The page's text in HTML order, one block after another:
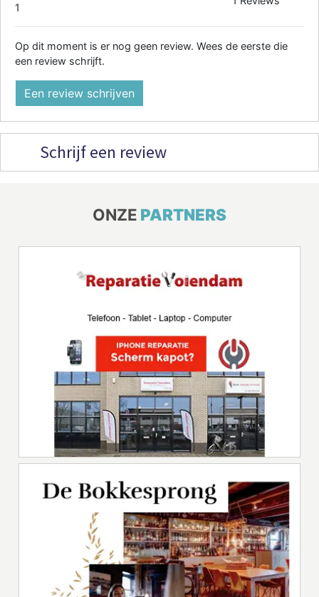
1
Op dit moment is er nog geen review. Wees de eerste die
een review schrijft.
Een review schrijven
Schrijf een review
ONZE PARTNERS